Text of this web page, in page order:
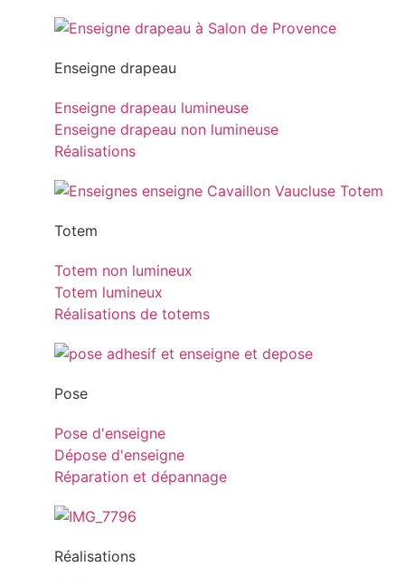
Enseigne drapeau
Enseigne drapeau lumineuse
Enseigne drapeau non lumineuse
Réalisations
Totem
Totem non lumineux
Totem lumineux
Réalisations de totems
Pose
Pose d'enseigne
Dépose d'enseigne
Réparation et dépannage
Réalisations